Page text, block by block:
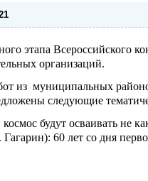
этапа Всероссийского
организаций.
из муниципальных
следующие
будут осваивать не
60 лет со дня